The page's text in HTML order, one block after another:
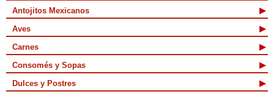
Antojitos Mexicanos
Aves
Carnes
Consomés y Sopas
Dulces y Postres